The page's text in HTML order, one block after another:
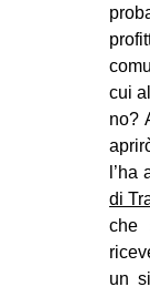
cui
no?
di
che
un